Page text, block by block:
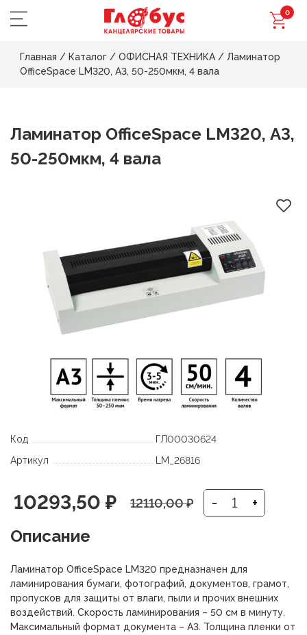
0
Главная / Каталог / ОФИСНАЯ ТЕХНИКА / Ламинатор
OfficeSpace LM320, А3, 50-250мкм, 4 вала
Ламинатор OfficeSpace LM320, А3,
50-250мкм, 4 вала
Код
ГЛ00030624
Артикул
LM_26816
12110,00₽
Первоначальная
цена
составляла
12110,00 ₽.
10293,50 ₽
Текущая
цена:
10293,50 ₽.
- +
Описание
Ламинатор OfficeSpace LM320 предназначен для
ламинирования бумаги, фотографий, документов, грамот,
пропусков для защиты от влаги, пыли и прочих внешних
воздействий. Скорость ламинирования – 50 см в минуту.
Максимальный формат документа – А3. Толщина пленки от